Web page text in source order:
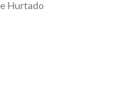
Hurtado